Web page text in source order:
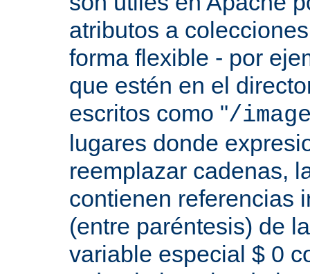
atributos a
forma flexible - por
que estén en el
escritos como "/
lugares donde
reemplazar cadenas,
contienen referencias
(entre paréntesis) de
variable especial $ 0